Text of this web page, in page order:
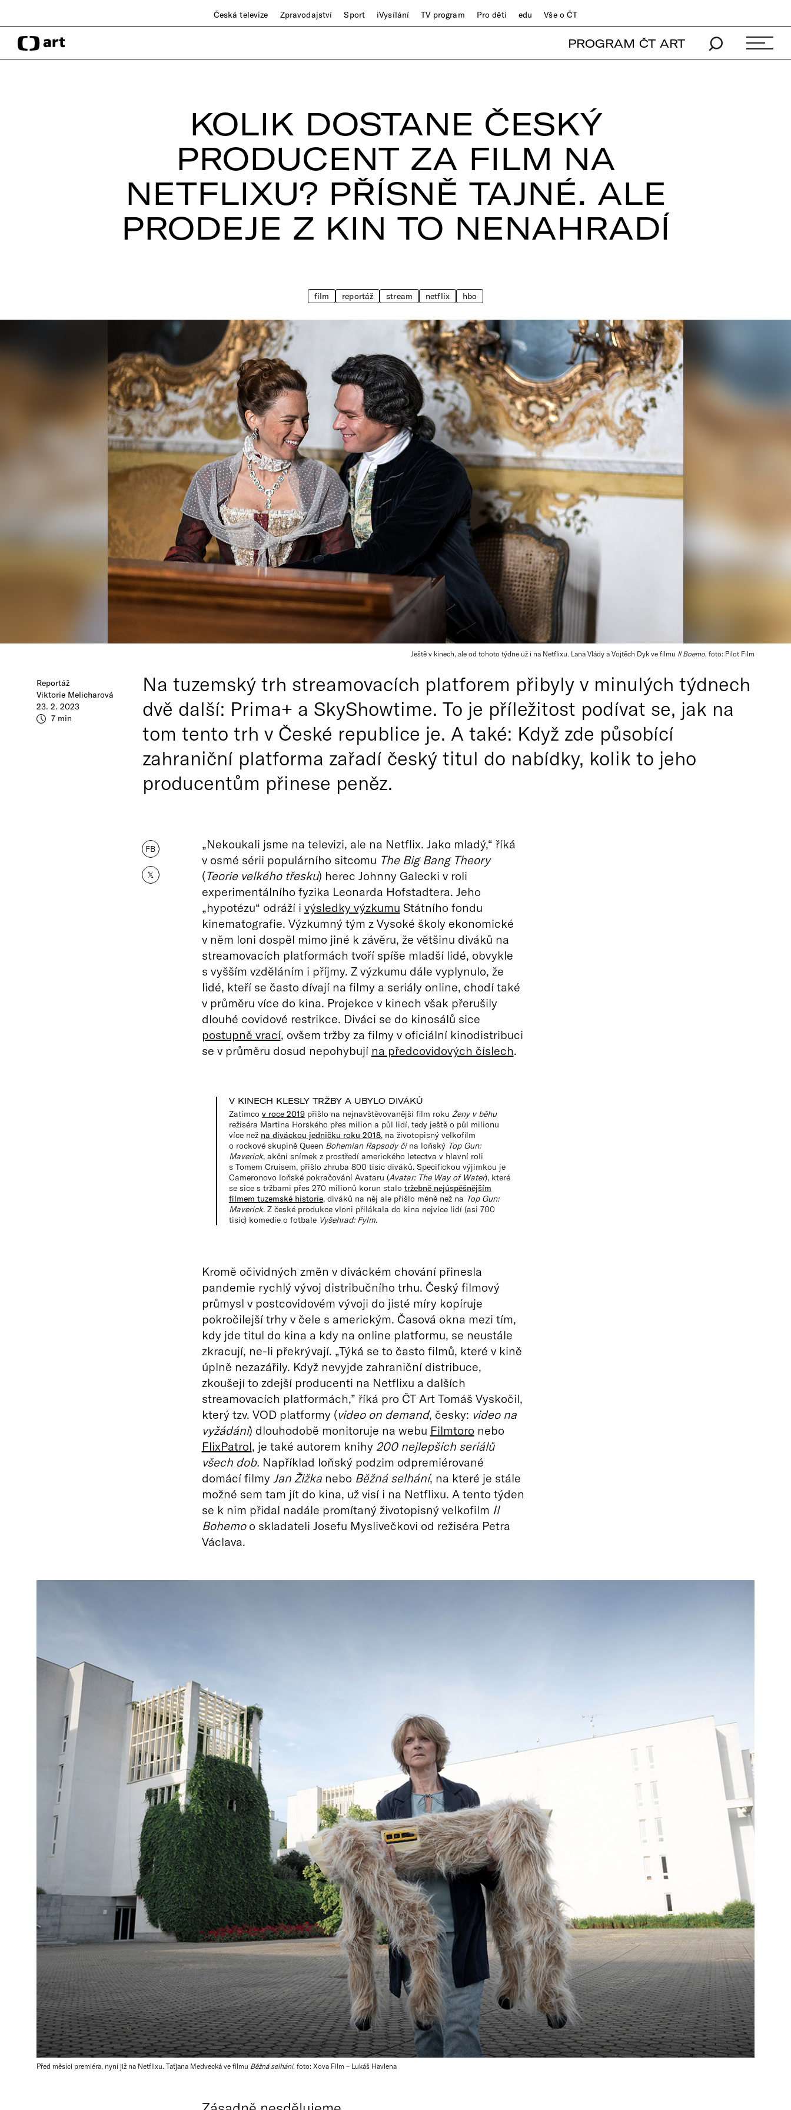
Česká televize Zpravodajství Sport iVysílání TV program Pro děti edu Vše o ČT
PROGRAM ČT ART
KOLIK DOSTANE ČESKÝ
PRODUCENT ZA FILM NA
NETFLIXU? PŘÍSNĚ TAJNÉ. ALE
PRODEJE Z KIN TO NENAHRADÍ
film reportáž stream netflix hbo
Ještě v kinech, ale od tohoto týdne už i na Netflixu. Lana Vlády a Vojtěch Dyk ve filmu Il Boemo, foto: Pilot Film
Reportáž
Viktorie Melicharová
23. 2. 2023
7 min
Na tuzemský trh streamovacích platforem přibyly v minulých týdnech
dvě další: Prima+ a SkyShowtime. To je příležitost podívat se, jak na
tom tento trh v České republice je. A také: Když zde působící
zahraniční platforma zařadí český titul do nabídky, kolik to jeho
producentům přinese peněz.
FB
𝕏
„Nekoukali jsme na televizi, ale na Netflix. Jako mladý,“ říká
v osmé sérii populárního sitcomu The Big Bang Theory
(Teorie velkého třesku) herec Johnny Galecki v roli
experimentálního fyzika Leonarda Hofstadtera. Jeho
„hypotézu“ odráží i výsledky výzkumu Státního fondu
kinematografie. Výzkumný tým z Vysoké školy ekonomické
v něm loni dospěl mimo jiné k závěru, že většinu diváků na
streamovacích platformách tvoří spíše mladší lidé, obvykle
s vyšším vzděláním i příjmy. Z výzkumu dále vyplynulo, že
lidé, kteří se často dívají na filmy a seriály online, chodí také
v průměru více do kina. Projekce v kinech však přerušily
dlouhé covidové restrikce. Diváci se do kinosálů sice
postupně vrací, ovšem tržby za filmy v oficiální kinodistribuci
se v průměru dosud nepohybují na předcovidových číslech.
V KINECH KLESLY TRŽBY A UBYLO DIVÁKŮ
Zatímco v roce 2019 přišlo na nejnavštěvovanější film roku Ženy v běhu
režiséra Martina Horského přes milion a půl lidí, tedy ještě o půl milionu
více než na diváckou jedničku roku 2018, na životopisný velkofilm
o rockové skupině Queen Bohemian Rapsody čina loňský Top Gun:
Maverick, akční snímek z prostředí amerického letectva v hlavní roli
s Tomem Cruisem, přišlo zhruba 800 tisíc diváků. Specifickou výjimkou je
Cameronovo loňské pokračování Avataru (Avatar: The Way of Water), které
se sice s tržbami přes 270 milionů korun stalo tržebně nejúspěšnějším
filmem tuzemské historie, diváků na něj ale přišlo méně než na Top Gun:
Maverick. Z české produkce vloni přilákala do kina nejvíce lidí (asi 700
tisíc) komedie o fotbale Vyšehrad: Fylm.
Kromě očividných změn v diváckém chování přinesla
pandemie rychlý vývoj distribučního trhu. Český filmový
průmysl v postcovidovém vývoji do jisté míry kopíruje
pokročilejší trhy v čele s americkým. Časová okna mezi tím,
kdy jde titul do kina a kdy na online platformu, se neustále
zkracují, ne-li překrývají. „Týká se to často filmů, které v kině
úplně nezazářily. Když nevyjde zahraniční distribuce,
zkoušejí to zdejší producenti na Netflixu a dalších
streamovacích platformách,” říká pro ČT Art Tomáš Vyskočil,
který tzv. VOD platformy (video on demand, česky: video na
vyžádání) dlouhodobě monitoruje na webu Filmtoro nebo
FlixPatrol, je také autorem knihy 200 nejlepších seriálů
všech dob. Například loňský podzim odpremiérované
domácí filmy Jan Žižka nebo Běžná selhání, na které je stále
možné sem tam jít do kina, už visí i na Netflixu. A tento týden
se k nim přidal nadále promítaný životopisný velkofilm Il
Bohemoo skladateli Josefu Myslivečkovi od režiséra Petra
Václava.
Před měsíci premiéra, nyní již na Netflixu. Taťjana Medvecká ve filmu Běžná selhání, foto: Xova Film – Lukáš Havlena